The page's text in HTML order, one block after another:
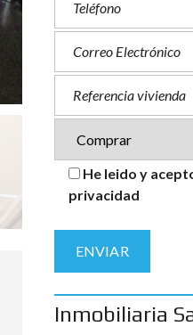
He leido y
privacidad
Inmobiliaria